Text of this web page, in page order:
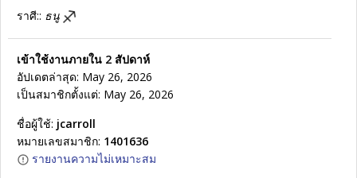
ราศี:: ธนู
เข้าใช้งานภายใน 2 สัปดาห์
อัปเดตล่าสุด: May 26, 2026
เป็นสมาชิกตั้งแต่: May 26, 2026
ชื่อผู้ใช้: jcarroll
หมายเลขสมาชิก: 1401636
รายงานความไม่เหมาะสม